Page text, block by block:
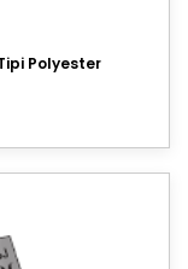
Polyester